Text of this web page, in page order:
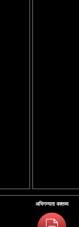
अभिगम्यता वक्तव्य